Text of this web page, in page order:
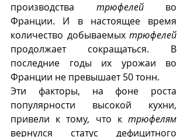
производства трюфелей во
Франции. И в настоящее время
количество добываемых трюфелей
продолжает сокращаться. В
последние годы их урожаи во
Франции не превышает 50 тонн.
Эти факторы, на фоне роста
популярности высокой кухни,
привели к тому, что к трюфелям
вернулся статус дефицитного